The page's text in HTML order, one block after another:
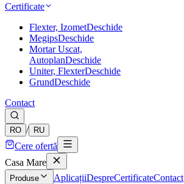
Certificate
Flexter, IzometDeschide
MegipsDeschide
Mortar Uscat,
AutoplanDeschide
Uniter, FlexterDeschide
GrundDeschide
Contact
RO / RU
Cere ofertă
Casa Mare
Produse AplicațiiDespreCertificateContact